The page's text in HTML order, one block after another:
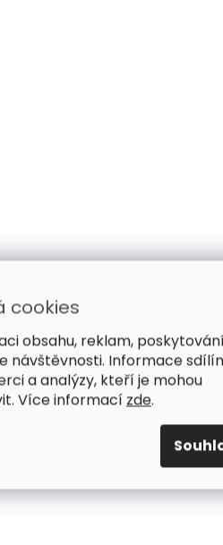
cookies
obsahu, reklam,
návštěvnosti. Informace
a analýzy, kteří je mohou
Více informací zde.